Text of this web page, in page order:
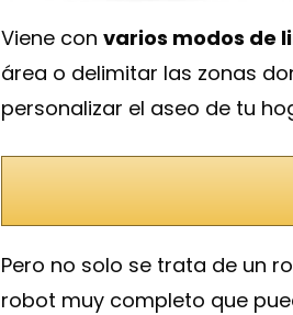
Viene con varios modos de
área o delimitar las zonas
personalizar el aseo de tu
Pero no solo se trata de un
robot muy completo que